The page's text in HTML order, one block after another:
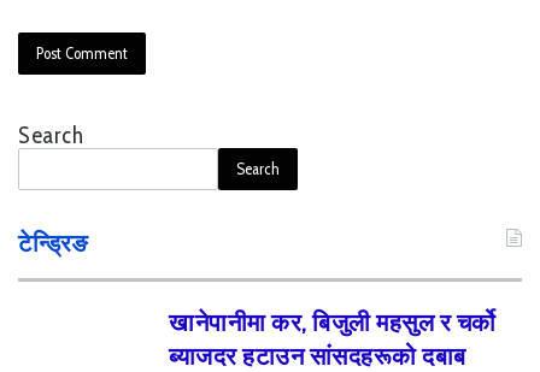
Search
Search
टेन्ड्रिङ
खानेपानीमा कर, बिजुली महसुल र चर्को
ब्याजदर हटाउन सांसदहरूको दबाब